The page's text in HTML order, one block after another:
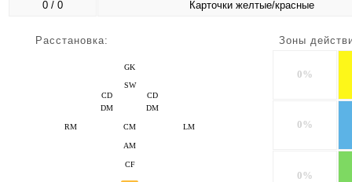
0 / 0
Карточки желтые/красные
Расстановка:
GK
CD
SW
DM
CD
DM
LM
CM
AM
RM
CF
Зоны
0%
0%
0%